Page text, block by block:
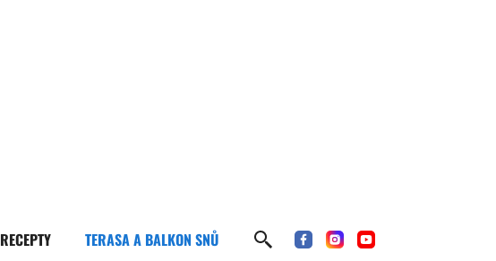
RECEPTY TERASA A BALKON SNŮ